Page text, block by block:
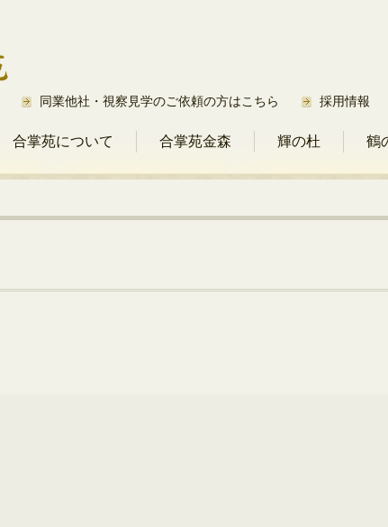
同業他社・視察見学のご依頼の方はこちら 採用情報
合掌苑について 合掌苑金森 輝の杜 鶴